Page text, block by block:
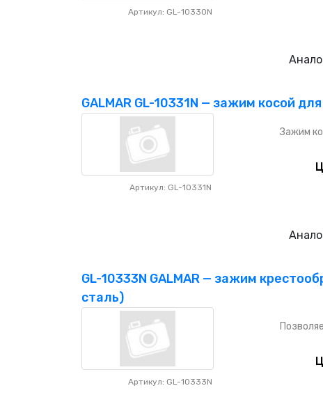
Артикул: GL-10330N
GALMAR GL-10331N — зажим косой
Артикул: GL-10331N
Зажим
GL-10333N GALMAR — зажим
сталь)
Артикул: GL-10333N